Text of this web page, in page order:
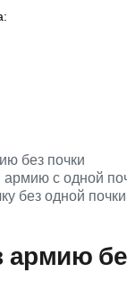
без почки
армию с одной
без одной почки
армию